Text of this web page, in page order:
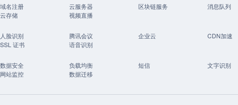
域名注册 云服务器 区块链服务 消息队列
云存储
视频直播
人脸识别 腾讯会议 企业云 CDN加速
SSL 证书
语音识别
数据安全 负载均衡 短信 文字识别
网站监控
数据迁移